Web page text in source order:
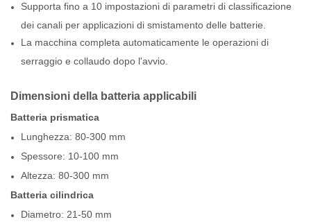
Supporta fino a 10 impostazioni di parametri di classificazione
dei canali per applicazioni di smistamento delle batterie.
La macchina completa automaticamente le operazioni di
serraggio e collaudo dopo l'avvio.
Dimensioni della batteria applicabili
Batteria prismatica
Lunghezza: 80-300 mm
Spessore: 10-100 mm
Altezza: 80-300 mm
Batteria cilindrica
Diametro: 21-50 mm